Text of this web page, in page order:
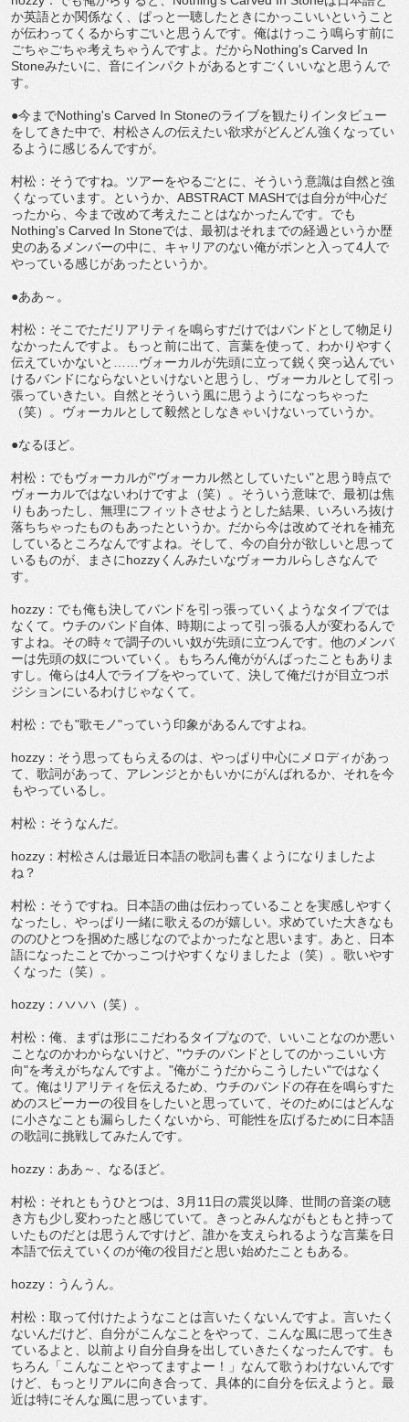
か英語とか関係なく、ぱっと一聴したときにかっこいいということ
が伝わってくるからすごいと思うんです。俺はけっこう鳴らす前に
ごちゃごちゃ考えちゃうんですよ。だからNothing's Carved In
Stoneみたいに、音にインパクトがあるとすごくいいなと思うんで
す。
●今までNothing's Carved In Stoneのライブを観たりインタビュー
をしてきた中で、村松さんの伝えたい欲求がどんどん強くなってい
るように感じるんですが。
村松：そうですね。ツアーをやるごとに、そういう意識は自然と強
くなっています。というか、ABSTRACT MASHでは自分が中心だ
ったから、今まで改めて考えたことはなかったんです。でも
Nothing's Carved In Stoneでは、最初はそれまでの経過というか歴
史のあるメンバーの中に、キャリアのない俺がポンと入って4人で
やっている感じがあったというか。
●ああ～。
村松：そこでただリアリティを鳴らすだけではバンドとして物足り
なかったんですよ。もっと前に出て、言葉を使って、わかりやすく
伝えていかないと……ヴォーカルが先頭に立って鋭く突っ込んでい
けるバンドにならないといけないと思うし、ヴォーカルとして引っ
張っていきたい。自然とそういう風に思うようになっちゃった
（笑）。ヴォーカルとして毅然としなきゃいけないっていうか。
●なるほど。
村松：でもヴォーカルが"ヴォーカル然としていたい"と思う時点で
ヴォーカルではないわけですよ（笑）。そういう意味で、最初は焦
りもあったし、無理にフィットさせようとした結果、いろいろ抜け
落ちちゃったものもあったというか。だから今は改めてそれを補充
しているところなんですよね。そして、今の自分が欲しいと思って
いるものが、まさにhozzyくんみたいなヴォーカルらしさなんで
す。
hozzy：でも俺も決してバンドを引っ張っていくようなタイプでは
なくて。ウチのバンド自体、時期によって引っ張る人が変わるんで
すよね。その時々で調子のいい奴が先頭に立つんです。他のメンバ
ーは先頭の奴についていく。もちろん俺ががんばったこともありま
すし。俺らは4人でライブをやっていて、決して俺だけが目立つポ
ジションにいるわけじゃなくて。
村松：でも"歌モノ"っていう印象があるんですよね。
hozzy：そう思ってもらえるのは、やっぱり中心にメロディがあっ
て、歌詞があって、アレンジとかもいかにがんばれるか、それを今
もやっているし。
村松：そうなんだ。
hozzy：村松さんは最近日本語の歌詞も書くようになりましたよ
ね？
村松：そうですね。日本語の曲は伝わっていることを実感しやすく
なったし、やっぱり一緒に歌えるのが嬉しい。求めていた大きなも
ののひとつを掴めた感じなのでよかったなと思います。あと、日本
語になったことでかっこつけやすくなりましたよ（笑）。歌いやす
くなった（笑）。
hozzy：ハハハ（笑）。
村松：俺、まずは形にこだわるタイプなので、いいことなのか悪い
ことなのかわからないけど、"ウチのバンドとしてのかっこいい方
向"を考えがちなんですよ。"俺がこうだからこうしたい"ではなく
て。俺はリアリティを伝えるため、ウチのバンドの存在を鳴らすた
めのスピーカーの役目をしたいと思っていて、そのためにはどんな
に小さなことも漏らしたくないから、可能性を広げるために日本語
の歌詞に挑戦してみたんです。
hozzy：ああ～、なるほど。
村松：それともうひとつは、3月11日の震災以降、世間の音楽の聴
き方も少し変わったと感じていて。きっとみんながもともと持って
いたものだとは思うんですけど、誰かを支えられるような言葉を日
本語で伝えていくのが俺の役目だと思い始めたこともある。
hozzy：うんうん。
村松：取って付けたようなことは言いたくないんですよ。言いたく
ないんだけど、自分がこんなことをやって、こんな風に思って生き
ているよと、以前より自分自身を出していきたくなったんです。も
ちろん「こんなことやってますよー！」なんて歌うわけないんです
けど、もっとリアルに向き合って、具体的に自分を伝えようと。最
近は特にそんな風に思っています。